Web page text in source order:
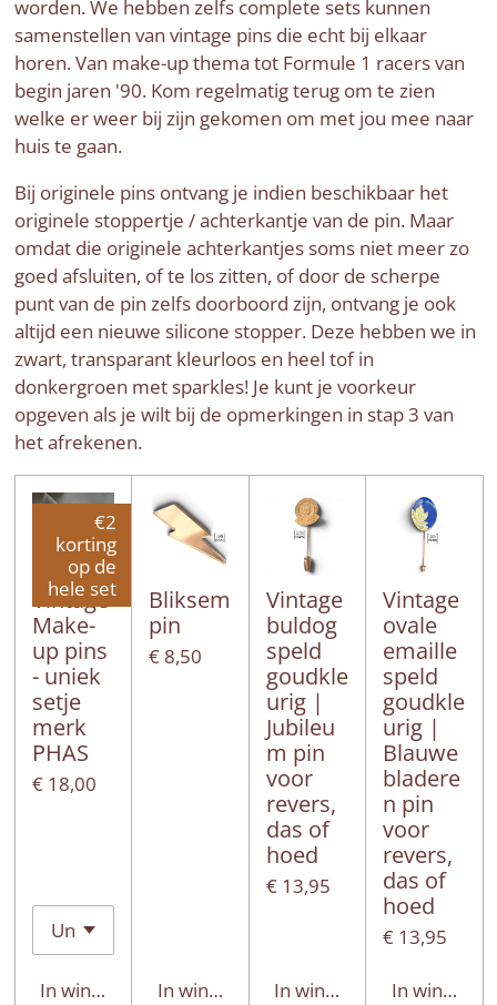
worden. We hebben zelfs complete sets kunnen
samenstellen van vintage pins die echt bij elkaar
horen. Van make-up thema tot Formule 1 racers van
begin jaren '90. Kom regelmatig terug om te zien
welke er weer bij zijn gekomen om met jou mee naar
huis te gaan.
Bij originele pins ontvang je indien beschikbaar het
originele stoppertje / achterkantje van de pin. Maar
omdat die originele achterkantjes soms niet meer zo
goed afsluiten, of te los zitten, of door de scherpe
punt van de pin zelfs doorboord zijn, ontvang je ook
altijd een nieuwe silicone stopper. Deze hebben we in
zwart, transparant kleurloos en heel tof in
donkergroen met sparkles! Je kunt je voorkeur
opgeven als je wilt bij de opmerkingen in stap 3 van
het afrekenen.
€2
korting
op de
hele set
Vintage
Make-
up pins
- uniek
setje
merk
PHAS
€ 18,00
In winkelwagen
Bliksem
pin
€ 8,50
In winkelwagen
Vintage
buldog
speld
goudkle
urig |
Jubileu
m pin
voor
revers,
das of
hoed
€ 13,95
In winkelwagen
Vintage
ovale
emaille
speld
goudkle
urig |
Blauwe
bladere
n pin
voor
revers,
das of
hoed
€ 13,95
In